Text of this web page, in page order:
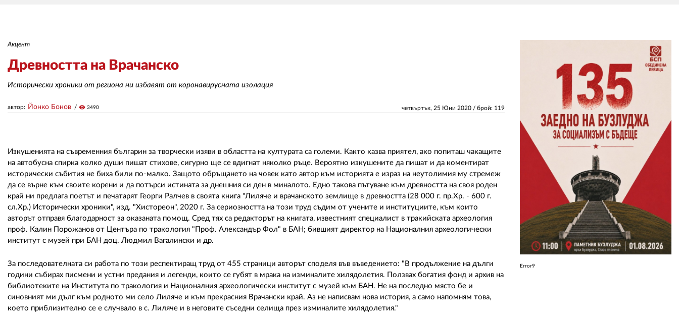
Акцент
Древността на Врачанско
Исторически хроники от региона ни избавят от коронавирусната изолация
четвъртък, 25 Юни 2020 / брой: 119
автор: Йонко Бонов visibility 3490
Изкушенията на съвременния българин за творчески изяви в областта на културата са големи. Както казва приятел, ако попиташ чакащите
на автобусна спирка колко души пишат стихове, сигурно ще се вдигнат няколко ръце. Вероятно изкушените да пишат и да коментират
исторически събития не биха били по-малко. Защото обръщането на човек като автор към историята е израз на неутолимия му стремеж
да се върне към своите корени и да потърси истината за днешния си ден в миналото. Едно такова пътуване към древността на своя роден
край ни предлага поетът и печатарят Георги Ралчев в своята книга "Лиляче и врачанското землище в древността (28 000 г. пр.Хр. - 600 г.
сл.Хр.) Исторически хроники", изд. "Хистореон", 2020 г. За сериозността на този труд съдим от учените и институциите, към които
авторът отправя благодарност за оказаната помощ. Сред тях са редакторът на книгата, известният специалист в тракийската археология
проф. Калин Порожанов от Центъра по тракология "Проф. Александър Фол" в БАН; бившият директор на Националния археологически
институт с музей при БАН доц. Людмил Вагалински и др.
За последователната си работа по този респектиращ труд от 455 страници авторът споделя във въведението: "В продължение на дълги
години събирах писмени и устни предания и легенди, които се губят в мрака на изминалите хилядолетия. Ползвах богатия фонд и архив на
библиотеките на Института по тракология и Националния археологически институт с музей към БАН. Не на последно място бе и
синовният ми дълг към родното ми село Лиляче и към прекрасния Врачански край. Аз не написвам нова история, а само напомням това,
което приблизително се е случвало в с. Лиляче и в неговите съседни селища през изминалите хилядолетия."
Error9
АВТОРИ
РЕДАКЦИЯ
РЕКЛАМА
АБОНАМЕНТ
УСЛОВИЯ ЗА ПОЛЗВАНЕ
ПОЛИТИКА ЗА БИСКВИТКИТЕ
ПОЛИТИКАТА ЗА